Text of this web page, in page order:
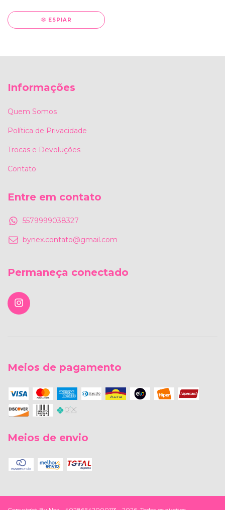
ESPIAR
Informações
Quem Somos
Política de Privacidade
Trocas e Devoluções
Contato
Entre em contato
5579999038327
bynex.contato@gmail.com
Permaneça conectado
Meios de pagamento
Meios de envio